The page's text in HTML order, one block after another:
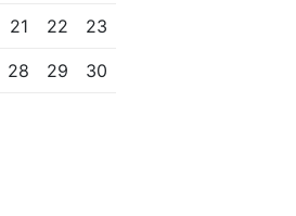
21 22 23
28 29 30